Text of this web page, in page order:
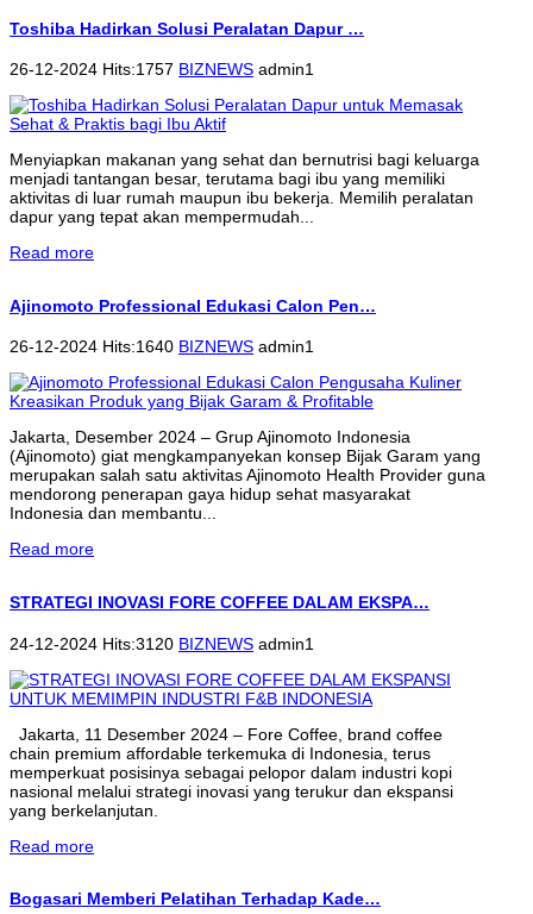
Toshiba Hadirkan Solusi Peralatan Dapur …
26-12-2024 Hits:1757 BIZNEWS admin1
Menyiapkan makanan yang sehat dan bernutrisi bagi keluarga
menjadi tantangan besar, terutama bagi ibu yang memiliki
aktivitas di luar rumah maupun ibu bekerja. Memilih peralatan
dapur yang tepat akan mempermudah...
Read more
Ajinomoto Professional Edukasi Calon Pen…
26-12-2024 Hits:1640 BIZNEWS admin1
Jakarta, Desember 2024 – Grup Ajinomoto Indonesia
(Ajinomoto) giat mengkampanyekan konsep Bijak Garam yang
merupakan salah satu aktivitas Ajinomoto Health Provider guna
mendorong penerapan gaya hidup sehat masyarakat
Indonesia dan membantu...
Read more
STRATEGI INOVASI FORE COFFEE DALAM EKSPA…
24-12-2024 Hits:3120 BIZNEWS admin1
Jakarta, 11 Desember 2024 – Fore Coffee, brand coffee
chain premium affordable terkemuka di Indonesia, terus
memperkuat posisinya sebagai pelopor dalam industri kopi
nasional melalui strategi inovasi yang terukur dan ekspansi
yang berkelanjutan.
Read more
Bogasari Memberi Pelatihan Terhadap Kade…